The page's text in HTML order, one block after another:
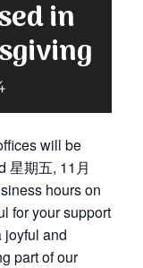
in
will be
星期五, 11月
hours on
for your support
joyful and
part of our